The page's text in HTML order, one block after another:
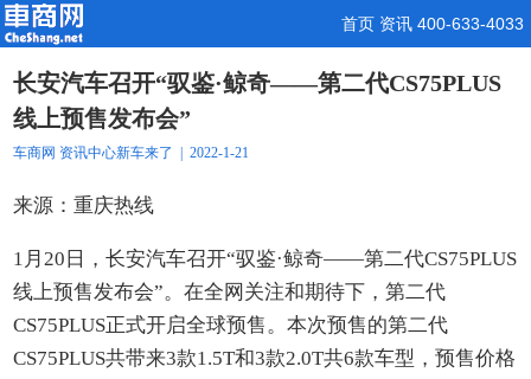
首页 资讯 400-633-4033
长安汽车召开“驭鉴·鲸奇——第二代CS75PLUS
线上预售发布会”
车商网 资讯中心新车来了 | 2022-1-21
来源：重庆热线
1月20日，长安汽车召开“驭鉴·鲸奇——第二代CS75PLUS
线上预售发布会”。在全网关注和期待下，第二代
CS75PLUS正式开启全球预售。本次预售的第二代
CS75PLUS共带来3款1.5T和3款2.0T共6款车型，预售价格